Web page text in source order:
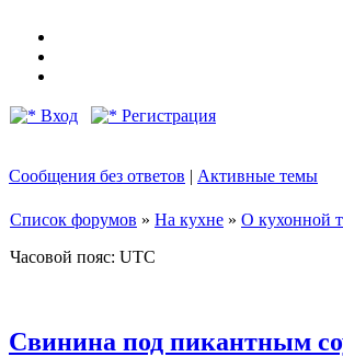
Вход Регистрация
Сообщения без ответов | Активные темы
Список форумов » На кухне » О кухонной
Часовой пояс: UTC
Свинина под пикантным